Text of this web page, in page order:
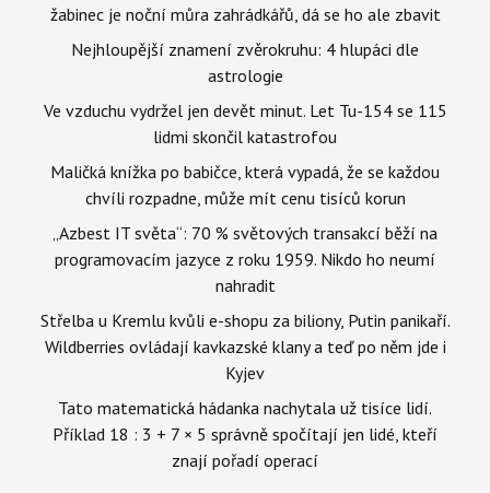
žabinec je noční můra zahrádkářů, dá se ho ale zbavit
Nejhloupější znamení zvěrokruhu: 4 hlupáci dle
astrologie
Ve vzduchu vydržel jen devět minut. Let Tu-154 se 115
lidmi skončil katastrofou
Maličká knížka po babičce, která vypadá, že se každou
chvíli rozpadne, může mít cenu tisíců korun
„Azbest IT světa“: 70 % světových transakcí běží na
programovacím jazyce z roku 1959. Nikdo ho neumí
nahradit
Střelba u Kremlu kvůli e-shopu za biliony, Putin panikaří.
Wildberries ovládají kavkazské klany a teď po něm jde i
Kyjev
Tato matematická hádanka nachytala už tisíce lidí.
Příklad 18 : 3 + 7 × 5 správně spočítají jen lidé, kteří
znají pořadí operací